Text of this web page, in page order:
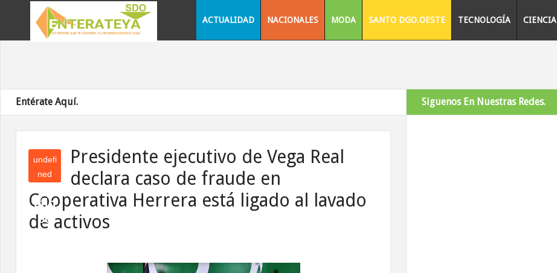
ACTUALIDAD NACIONALES MODA SANTO DGO.OESTE TECNOLOGÍA CIENCIA
Entérate Aquí.
undefi
ned
efin
ed
Presidente ejecutivo de Vega Real
declara caso de fraude en
Cooperativa Herrera está ligado al lavado
de activos
Siguenos En Nuestras Redes.